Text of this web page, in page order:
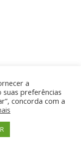
a
preferências
concorda com a